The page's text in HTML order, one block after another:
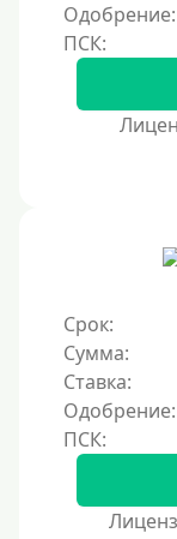
Роботы займов
Перевод
Без списания
Денежным
На Юмани
На Яндекс
Без привязки
Кошелёк Киви
Пополнение
На кошельке
Регистрация
Одобрение:
Срок:
Сумма:
Ставка:
Одобрение: